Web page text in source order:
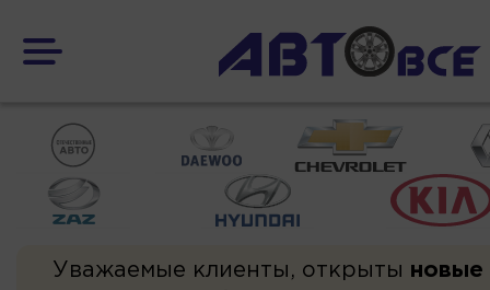
Уважаемые клиенты, открыты новые